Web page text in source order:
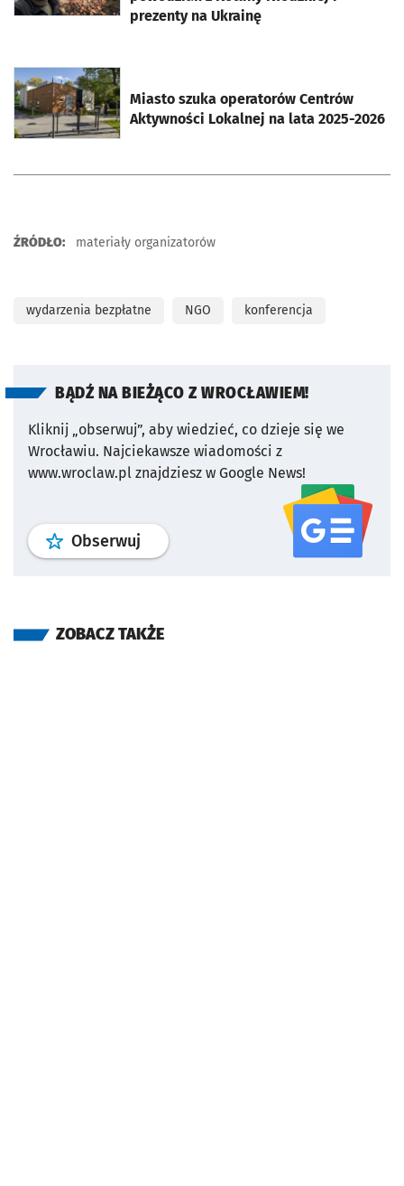
prezenty na Ukrainę
Miasto szuka operatorów Centrów
Aktywności Lokalnej na lata 2025-2026
otworzy się w nowej karcie
ŹRÓDŁO: materiały organizatorów
wydarzenia bezpłatne NGO konferencja
BĄDŹ NA BIEŻĄCO Z WROCŁAWIEM!
Kliknij „obserwuj”, aby wiedzieć, co dzieje się we
Wrocławiu. Najciekawsze wiadomości z
www.wroclaw.pl znajdziesz w Google News!
Obserwuj profil serwisu
ZOBACZ TAKŻE